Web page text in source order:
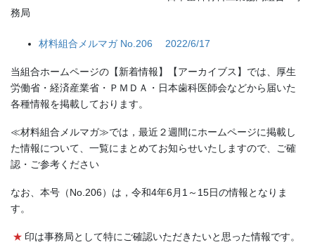
務局
材料組合メルマガ No.206 2022/6/17
当組合ホームページの【新着情報】【アーカイブス】では、厚生
労働省・経済産業省・ＰＭＤＡ・日本歯科医師会などから届いた
各種情報を掲載しております。
≪材料組合メルマガ≫では，最近２週間にホームページに掲載し
た情報について、一覧にまとめてお知らせいたしますので、ご確
認・ご参考ください
なお、本号（No.206）は，令和4年6月1～15日の情報となりま
す。
★ 印は事務局として特にご確認いただきたいと思った情報です。